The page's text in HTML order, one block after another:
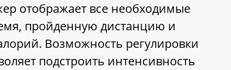
отображает все необходимые
пройденную дистанцию и
Возможность регулировки
подстроить интенсивность